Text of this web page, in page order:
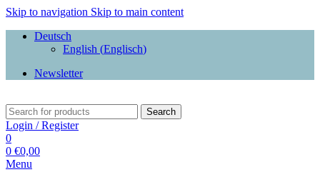
Skip to navigation Skip to main content
Deutsch
English (Englisch)
Newsletter
Search
Login / Register
0
0 €0,00
Menu